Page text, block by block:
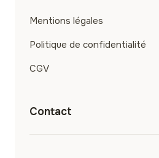
Mentions légales
Politique de confidentialité
CGV
Contact